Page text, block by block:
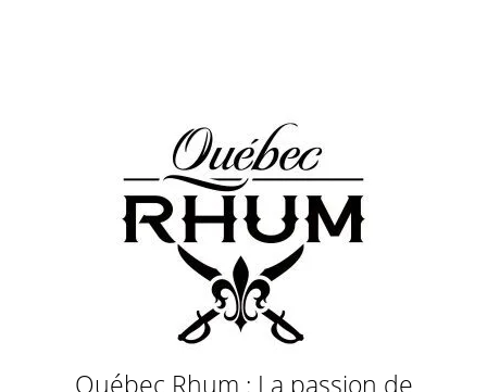
Québec Rhum : La passion de